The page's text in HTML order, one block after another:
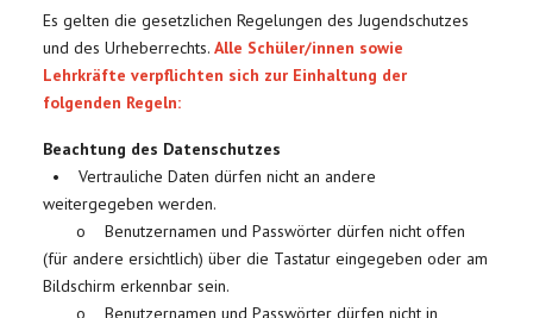
Es gelten die gesetzlichen Regelungen des Jugendschutzes
und des Urheberrechts.Alle Schüler/innen sowie
Lehrkräfte verpflichten sich zur Einhaltung der
folgenden Regeln:
Beachtung des Datenschutzes
• Vertrauliche Daten dürfen nicht an andere
weitergegeben werden.
o Benutzernamen und Passwörter dürfen nicht offen
(für andere ersichtlich) über die Tastatur eingegeben oder am
Bildschirm erkennbar sein.
o Benutzernamen und Passwörter dürfen nicht in